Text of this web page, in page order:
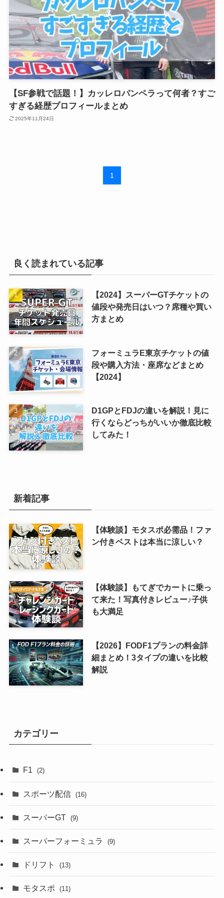
【SF参戦で話題！】カッレロバンペラって何者？すご
すぎる経歴プロフィールまとめ
2025年11月24日
1
良く読まれている記事
【2024】スーパーGTチケットの
値段や発売日はいつ？席種や買い
方まとめ
フォーミュラE東京チケットの値
段や購入方法・座席などまとめ
【2024】
D1GPとFDJの違いを解説！見に
行くならどっちがいいか徹底比較
してみた！
新着記事
【体験談】モタスポ必需品！ファ
ン付きベストは本当に涼しい？
【体験談】もてぎでカートに乗っ
て来た！写真付きレビュー♪子供
も大満足
【2026】FODF1プランの料金詳
細まとめ！3タイプの違いを比較
解説
カテゴリー
F1 (2)
スポーツ配信 (16)
スーパーGT (9)
スーパーフォーミュラ (9)
ドリフト (13)
モタスポ (11)